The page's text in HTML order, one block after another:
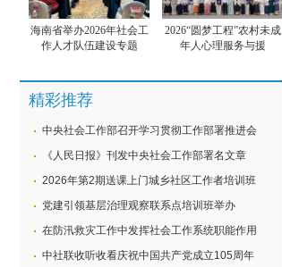
海南省举办2026年社会工
作人才队伍建设专题
2026“圆梦工程”农村未成
年人心理服务与援
精彩推荐
中央社会工作部召开学习贯彻工作部署推进会
《人民日报》刊发中央社会工作部署名文章
2026年第2期送课上门城乡社区工作者培训班
党建引领基层治理观察联系点培训班举办
在防汛救灾工作中发挥社会工作系统职能作用
中社联收听收看庆祝中国共产党成立105周年